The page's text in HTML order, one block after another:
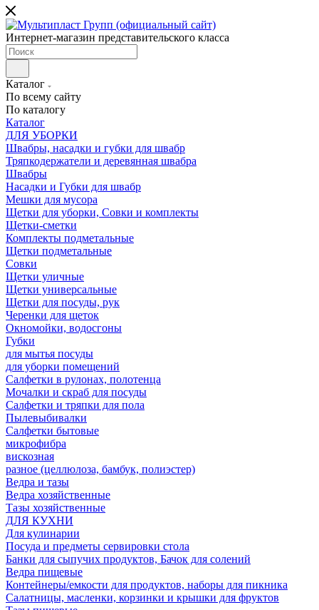
Интернет-магазин представительского класса
Каталог
По всему сайту
По каталогу
Каталог
ДЛЯ УБОРКИ
Швабры, насадки и губки для швабр
Тряпкодержатели и деревянная швабра
Швабры
Насадки и Губки для швабр
Мешки для мусора
Щетки для уборки, Совки и комплекты
Щетки-сметки
Комплекты подметальные
Щетки подметальные
Совки
Щетки уличные
Щетки универсальные
Щетки для посуды, рук
Черенки для щеток
Окномойки, водосгоны
Губки
для мытья посуды
для уборки помещений
Салфетки в рулонах, полотенца
Мочалки и скраб для посуды
Салфетки и тряпки для пола
Пылевыбивалки
Салфетки бытовые
микрофибра
вискозная
разное (целлюлоза, бамбук, полиэстер)
Ведра и тазы
Ведра хозяйственные
Тазы хозяйственные
ДЛЯ КУХНИ
Для кулинарии
Посуда и предметы сервировки стола
Банки для сыпучих продуктов, Бачок для солений
Ведра пищевые
Контейнеры/емкости для продуктов, наборы для пикника
Салатницы, масленки, корзинки и крышки для фруктов